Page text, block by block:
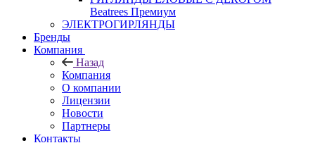
Beatrees Премиум
ЭЛЕКТРОГИРЛЯНДЫ
Бренды
Компания
Назад
Компания
О компании
Лицензии
Новости
Партнеры
Контакты